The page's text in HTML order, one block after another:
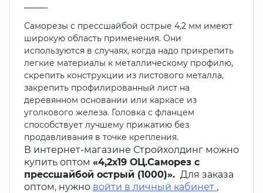
Саморезы с прессшайбой острые 4,2 мм имеют
широкую область применения. Они
используются в случаях, когда надо прикрепить
легкие материалы к металлическому профилю,
скрепить конструкции из листового металла,
закрепить профилированный лист на
деревянном основании или каркасе из
уголкового железа. Головка с фланцем
способствует лучшему прижатию без
продавливания в точке крепления.
В интернет-магазине Стройхолдинг можно
купить оптом «4,2х19 ОЦ.Саморез с
прессшайбой острый (1000)». Для заказа
оптом, нужно войти в личный кабинет ,